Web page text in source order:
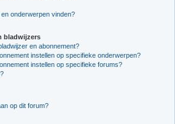
onderwerpen vinden?
bladwijzers
en abonnement?
instellen op specifieke onderwerpen?
instellen op specifieke forums?
op dit forum?